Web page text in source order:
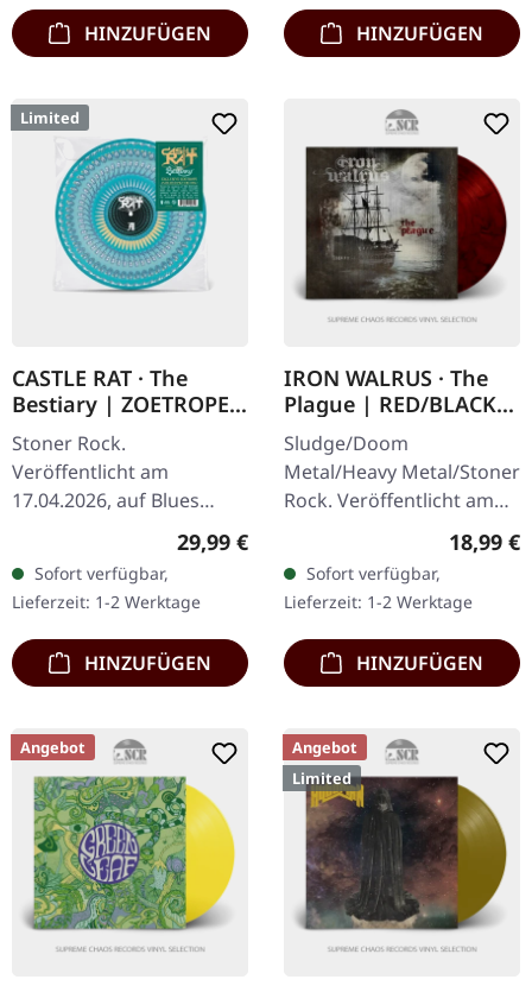
HINZUFÜGEN HINZUFÜGEN
Limited
CASTLE RAT · The
Bestiary | ZOETROPE
DISC LP
Stoner Rock.
Veröffentlicht am
17.04.2026, auf Blues
Funeral Recordings.
Exklusive Zoetrope
animierte Picture Disc.
Limitierte Auflage. Macht
euch…
Regulärer Preis:
29,99 €
Sofort verfügbar,
Lieferzeit: 1-2 Werktage
HINZUFÜGEN
IRON WALRUS · The
Plague | RED/BLACK
LP
Sludge/Doom
Metal/Heavy Metal/Stoner
Rock. Veröffentlicht am
08.05.2015, auf Redfield
Records. Rot/Schwarz
marmoriertes Vinyl mit
bedruckter…
18,99 €
Sofort verfügbar,
Lieferzeit: 1-2 Werktage
HINZUFÜGEN
Angebot
Angebot
Limited